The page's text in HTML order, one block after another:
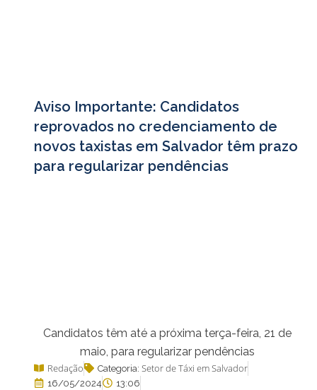
Aviso Importante: Candidatos
reprovados no credenciamento de
novos taxistas em Salvador têm prazo
para regularizar pendências
Candidatos têm até a próxima terça-feira, 21 de
maio, para regularizar pendências
Redação Categoria:Setor de Táxi em Salvador
16/05/2024
13:06